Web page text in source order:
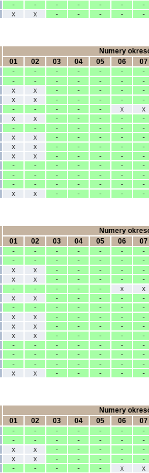
- - - - - -
-
x x - - - - -
Numery
01
02 03 04 05 06
07
- - - - - -
-
- - - - - -
-
x x - - - -
-
x x - - - -
-
- - - - - x
x
x x - - - -
-
- - - - - -
-
x x - - - -
-
x x - - - -
-
x x - - - -
-
- - - - - -
-
- - - - - -
-
- - - - - -
-
x x - - - - -
Numery
01
02 03 04 05 06
07
- - - - - -
-
- - - - - -
-
x x - - - -
-
x x - - - -
-
- - - - - x
x
x x - - - -
-
- - - - - -
-
x x - - - -
-
x x - - - -
-
x x - - - -
-
- - - - - -
-
- - - - - -
-
- - - - - -
-
x x - - - - -
Numery
01
02 03 04 05 06
07
- - - - - -
-
- - - - - -
-
x x - - - -
-
x x - - - -
-
- - - - - x
x